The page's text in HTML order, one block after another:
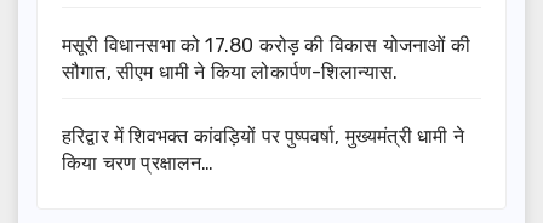
मसूरी विधानसभा को 17.80 करोड़ की विकास योजनाओं की
सौगात, सीएम धामी ने किया लोकार्पण-शिलान्यास.
हरिद्वार में शिवभक्त कांवड़ियों पर पुष्पवर्षा, मुख्यमंत्री धामी ने
किया चरण प्रक्षालन…